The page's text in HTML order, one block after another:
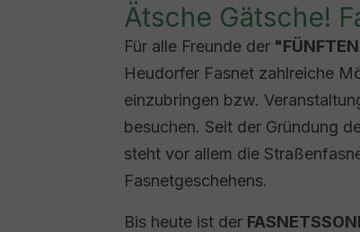
Ätsche Gätsche!
Für alle Freunde der
Heudorfer Fasnet zahlreiche
einzubringen bzw.
besuchen. Seit der Gründung
steht vor allem die
Fasnetgeschehens.
Bis heute ist der